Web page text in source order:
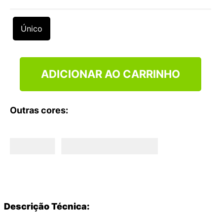
Único
ADICIONAR AO CARRINHO
Outras cores:
Descrição Técnica:
10º NEW BALANCE 204L